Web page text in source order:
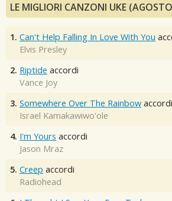
LE MIGLIORI CANZONI UKE
1. Can't Help Falling In Love With You
Elvis Presley
2. Riptide accordi
Vance Joy
3. Somewhere Over The Rainbow accordi
Israel Kamakawiwo'ole
4. I'm Yours accordi
Jason Mraz
5. Creep accordi
Radiohead